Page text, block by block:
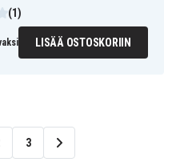
(1)
LISÄÄ OSTOSKORIIN
3